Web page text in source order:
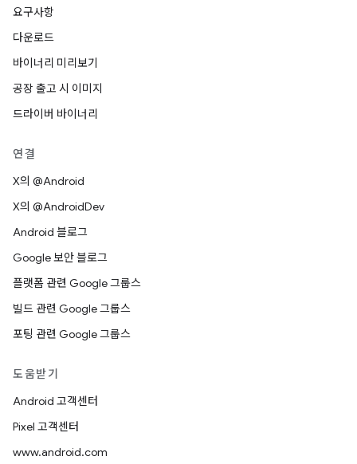
요구사항
다운로드
바이너리 미리보기
공장 출고 시 이미지
드라이버 바이너리
연결
X의 @Android
X의 @AndroidDev
Android 블로그
Google 보안 블로그
플랫폼 관련 Google 그룹스
빌드 관련 Google 그룹스
포팅 관련 Google 그룹스
도움받기
Android 고객센터
Pixel 고객센터
www.android.com